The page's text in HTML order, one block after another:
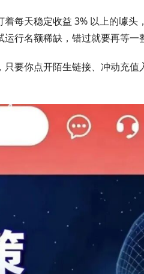
每天稳定收益 3% 以上的噱头
行名额稀缺，错过就要再等一
要你点开陌生链接、冲动充值